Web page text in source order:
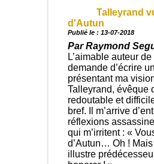
Talleyrand
d'Autun
Publié le : 13-07-2018
Par Raymond
L’aimable auteur
demande d’écrire
présentant ma
Talleyrand, évêque
redoutable et
bref. Il m’arrive
réflexions
qui m’irritent : «
d’Autun… Oh !
illustre